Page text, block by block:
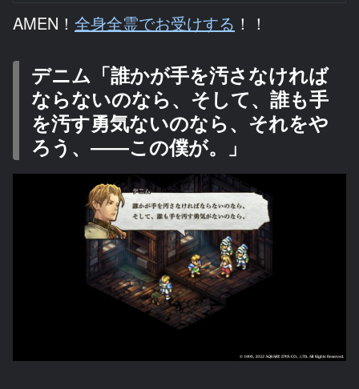
AMEN！ 全身全霊でお受けする ！！
デニム「誰かが手を汚さなければ
ならないのなら、そして、誰も手
を汚す勇気ないのなら、それをや
ろう、――この僕が。」